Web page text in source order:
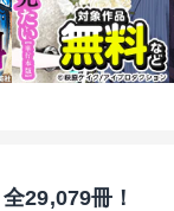
29,079冊！